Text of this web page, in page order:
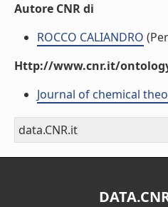
Autore CNR di
ROCCO CALIANDRO
Http://www.cnr.it/
Journal of chemical
data.CNR.it